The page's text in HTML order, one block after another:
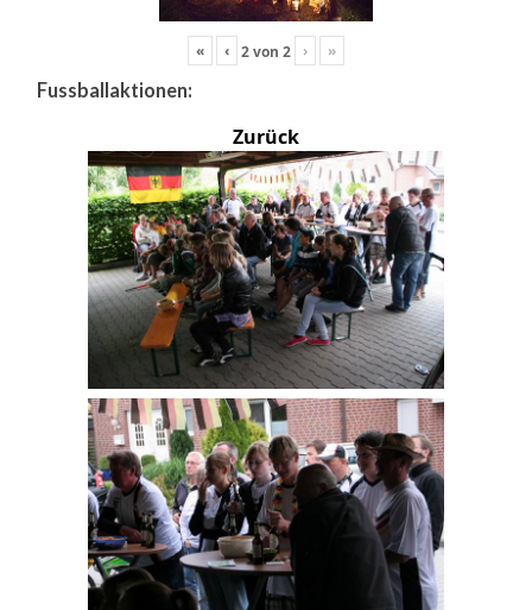
« ‹ 2von 2 › »
Fussballaktionen:
Zurück